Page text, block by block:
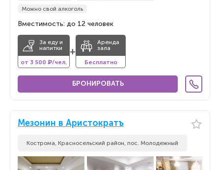
Можно свой алкоголь
Вместимость: до 12 человек
За еду и
напитки
от 3 500 ₽/чел.
+
Аренда
зала
Бесплатно
БРОНИРОВАТЬ
Мезонин в Аристократъ
Кострома, Красносельский район, пос. Молодежный